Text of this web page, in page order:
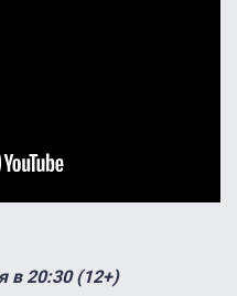
в 20:30 (12+)